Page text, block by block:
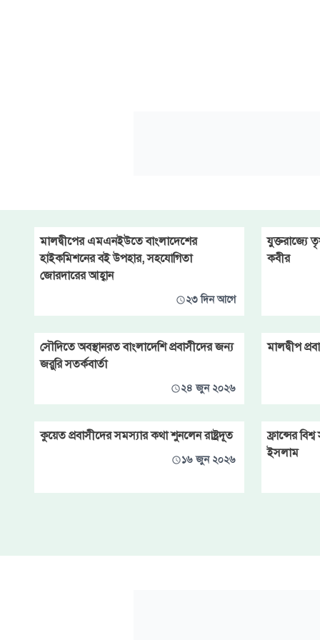
মালদ্বীপের এমএনইউতে বাংলাদেশের
হাইকমিশনের বই উপহার, সহযোগিতা
জোরদারের আহ্বান
২৩ দিন আগে
যুক্তরাজ্যে
কবীর
সৌদিতে অবস্থানরত বাংলাদেশি প্রবাসীদের জন্য
জরুরি সতর্কবার্তা
২৪ জুন ২০২৬
মালদ্বীপ
কুয়েত প্রবাসীদের সমস্যার কথা শুনলেন রাষ্ট্রদূত
১৬ জুন ২০২৬
ফ্রান্সের
ইসলাম